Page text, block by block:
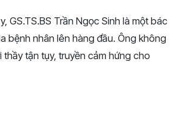
GS.TS.BS Trần Ngọc Sinh là một bác
bệnh nhân lên hàng đầu. Ông không
tận tụy, truyền cảm hứng cho